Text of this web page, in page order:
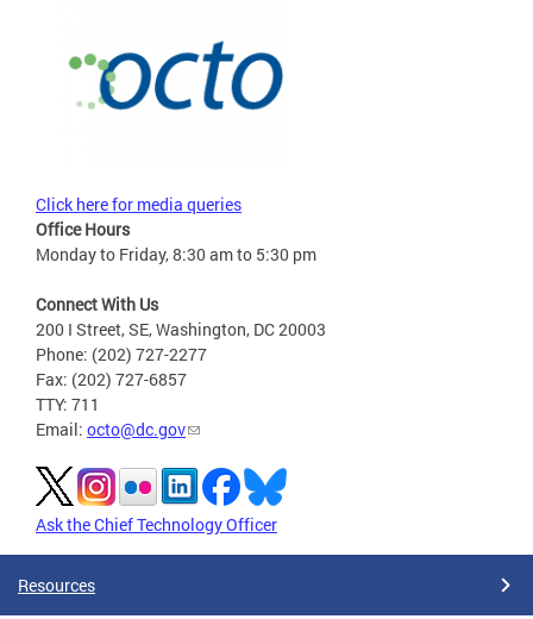
Click here for media queries
Office Hours
Monday to Friday, 8:30 am to 5:30 pm
Connect With Us
200 I Street, SE, Washington, DC 20003
Phone: (202) 727-2277
Fax: (202) 727-6857
TTY: 711
Email: octo@dc.gov
Ask the Chief Technology Officer
Resources